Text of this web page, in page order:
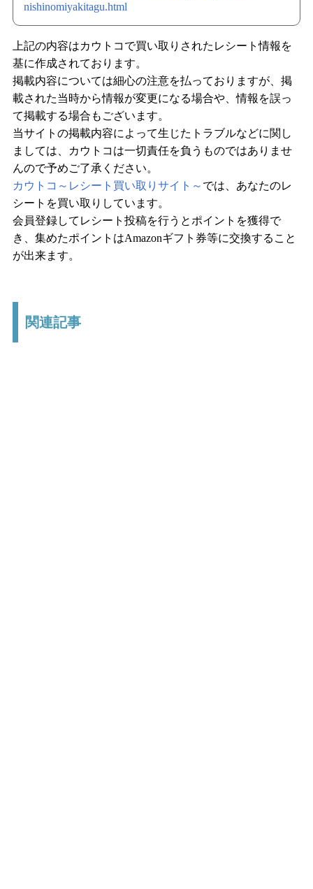
nishinomiyakitagu.html
上記の内容はカウトコで買い取りされたレシート情報を
基に作成されております。
掲載内容については細心の注意を払っておりますが、掲
載された当時から情報が変更になる場合や、情報を誤っ
て掲載する場合もございます。
当サイトの掲載内容によって生じたトラブルなどに関し
ましては、カウトコは一切責任を負うものではありませ
んので予めご了承ください。
カウトコ～レシート買い取りサイト～ では、あなたのレ
シートを買い取りしています。
会員登録してレシート投稿を行うとポイントを獲得で
き、集めたポイントはAmazonギフト券等に交換すること
が出来ます。
関連記事